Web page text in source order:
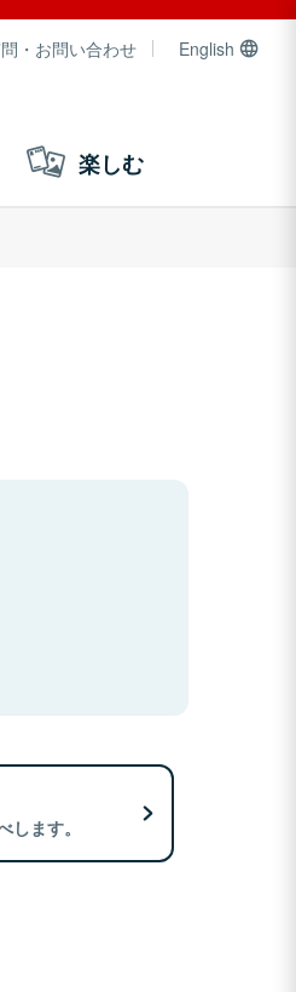
・お問い合わせ English
楽しむ
ます。